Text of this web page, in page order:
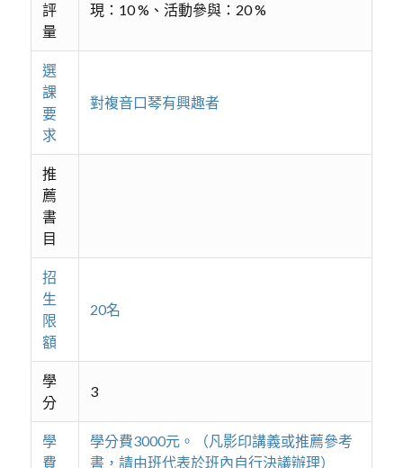
評
量
現：10 %、活動參與：20 %
選
課
要
求
對複音口琴有興趣者
推
薦
書
目
招
生
限
額
20名
學
分
3
學
費
學分費3000元。（凡影印講義或推薦參考
書，請由班代表於班內自行決議辦理）